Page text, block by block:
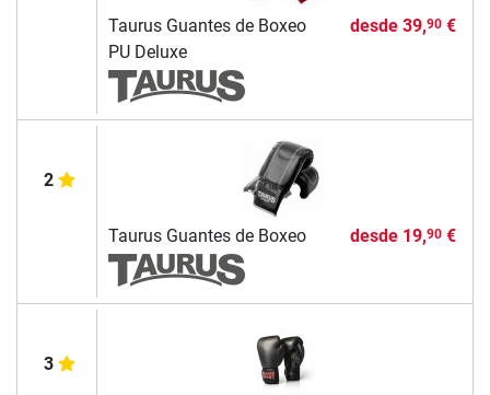
Taurus Guantes de Boxeo
PU Deluxe
desde 39,90€
2
Taurus Guantes de Boxeo desde 19,90€
3